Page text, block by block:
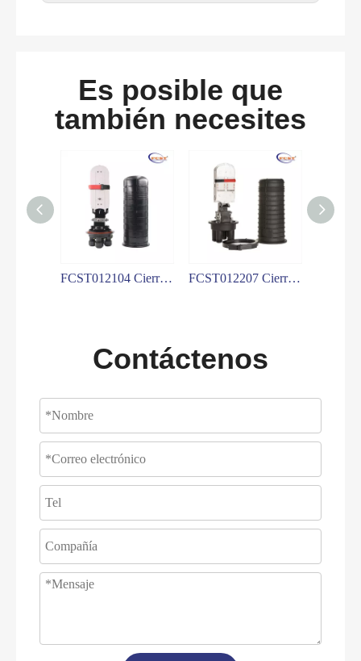
Es posible que
también necesites
FCST012104 Cierre de empalme de fibra óptica FCST012207 Cierre de empalme de fibra óptica
Contáctenos